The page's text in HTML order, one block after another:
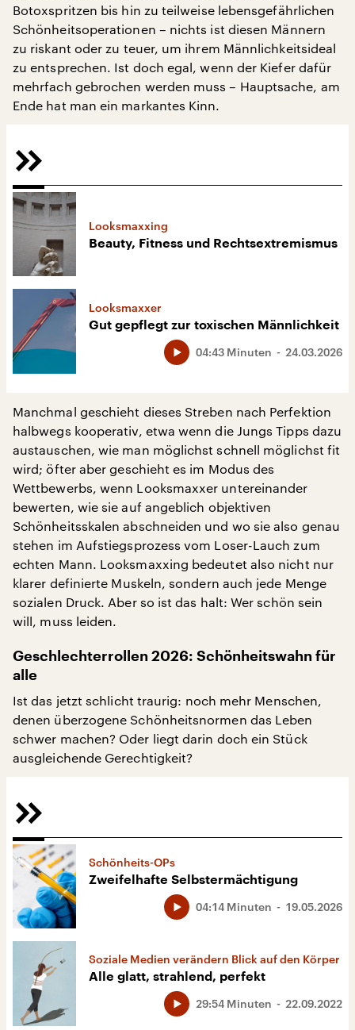
Botoxspritzen bis hin zu teilweise lebensgefährlichen
Schönheitsoperationen – nichts ist diesen Männern
zu riskant oder zu teuer, um ihrem Männlichkeitsideal
zu entsprechen. Ist doch egal, wenn der Kiefer dafür
mehrfach gebrochen werden muss – Hauptsache, am
Ende hat man ein markantes Kinn.
Looksmaxxing
Beauty, Fitness und Rechtsextremismus
Looksmaxxer
Gut gepflegt zur toxischen Männlichkeit
24.03.2026
04:43 Minuten
Manchmal geschieht dieses Streben nach Perfektion
halbwegs kooperativ, etwa wenn die Jungs Tipps dazu
austauschen, wie man möglichst schnell möglichst fit
wird; öfter aber geschieht es im Modus des
Wettbewerbs, wenn Looksmaxxer untereinander
bewerten, wie sie auf angeblich objektiven
Schönheitsskalen abschneiden und wo sie also genau
stehen im Aufstiegsprozess vom Loser-Lauch zum
echten Mann. Looksmaxxing bedeutet also nicht nur
klarer definierte Muskeln, sondern auch jede Menge
sozialen Druck. Aber so ist das halt: Wer schön sein
will, muss leiden.
Geschlechterrollen 2026: Schönheitswahn für
alle
Ist das jetzt schlicht traurig: noch mehr Menschen,
denen überzogene Schönheitsnormen das Leben
schwer machen? Oder liegt darin doch ein Stück
ausgleichende Gerechtigkeit?
Schönheits-OPs
Zweifelhafte Selbstermächtigung
19.05.2026
04:14 Minuten
Soziale Medien verändern Blick auf den Körper
Alle glatt, strahlend, perfekt
22.09.2022
29:54 Minuten